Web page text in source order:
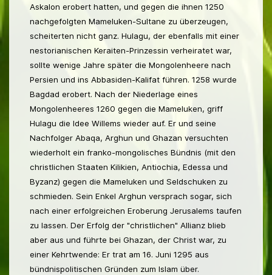
Askalon erobert hatten, und gegen die ihnen 1250
nachgefolgten Mameluken-Sultane zu überzeugen,
scheiterten nicht ganz. Hulagu, der ebenfalls mit einer
nestorianischen Keraiten-Prinzessin verheiratet war,
sollte wenige Jahre später die Mongolenheere nach
Persien und ins Abbasiden-Kalifat führen. 1258 wurde
Bagdad erobert. Nach der Niederlage eines
Mongolenheeres 1260 gegen die Mameluken, griff
Hulagu die Idee Willems wieder auf. Er und seine
Nachfolger Abaqa, Arghun und Ghazan versuchten
wiederholt ein franko-mongolisches Bündnis (mit den
christlichen Staaten Kilikien, Antiochia, Edessa und
Byzanz) gegen die Mameluken und Seldschuken zu
schmieden. Sein Enkel Arghun versprach sogar, sich
nach einer erfolgreichen Eroberung Jerusalems taufen
zu lassen. Der Erfolg der "christlichen" Allianz blieb
aber aus und führte bei Ghazan, der Christ war, zu
einer Kehrtwende: Er trat am 16. Juni 1295 aus
bündnispolitischen Gründen zum Islam über.